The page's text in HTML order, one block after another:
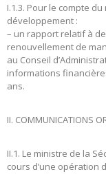
I.1.3. Pour le compte
développement :
– un rapport relatif à
renouvellement de
au Conseil
informations
ans.
II. COMMUNICATIONS
II.1. Le ministre de la
cours d’une opération